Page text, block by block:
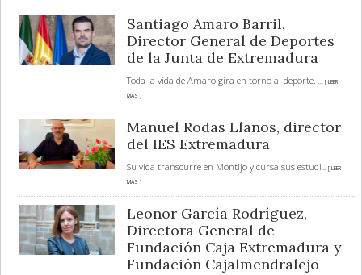
Santiago Amaro Barril,
Director General de Deportes
de la Junta de Extremadura
Toda la vida de Amaro gira en torno al deporte. ... [ LEER
MÁS ]
Manuel Rodas Llanos, director
del IES Extremadura
Su vida transcurre en Montijo y cursa sus estudi... [ LEER
MÁS ]
Leonor García Rodríguez,
Directora General de
Fundación Caja Extremadura y
Fundación Cajalmendralejo